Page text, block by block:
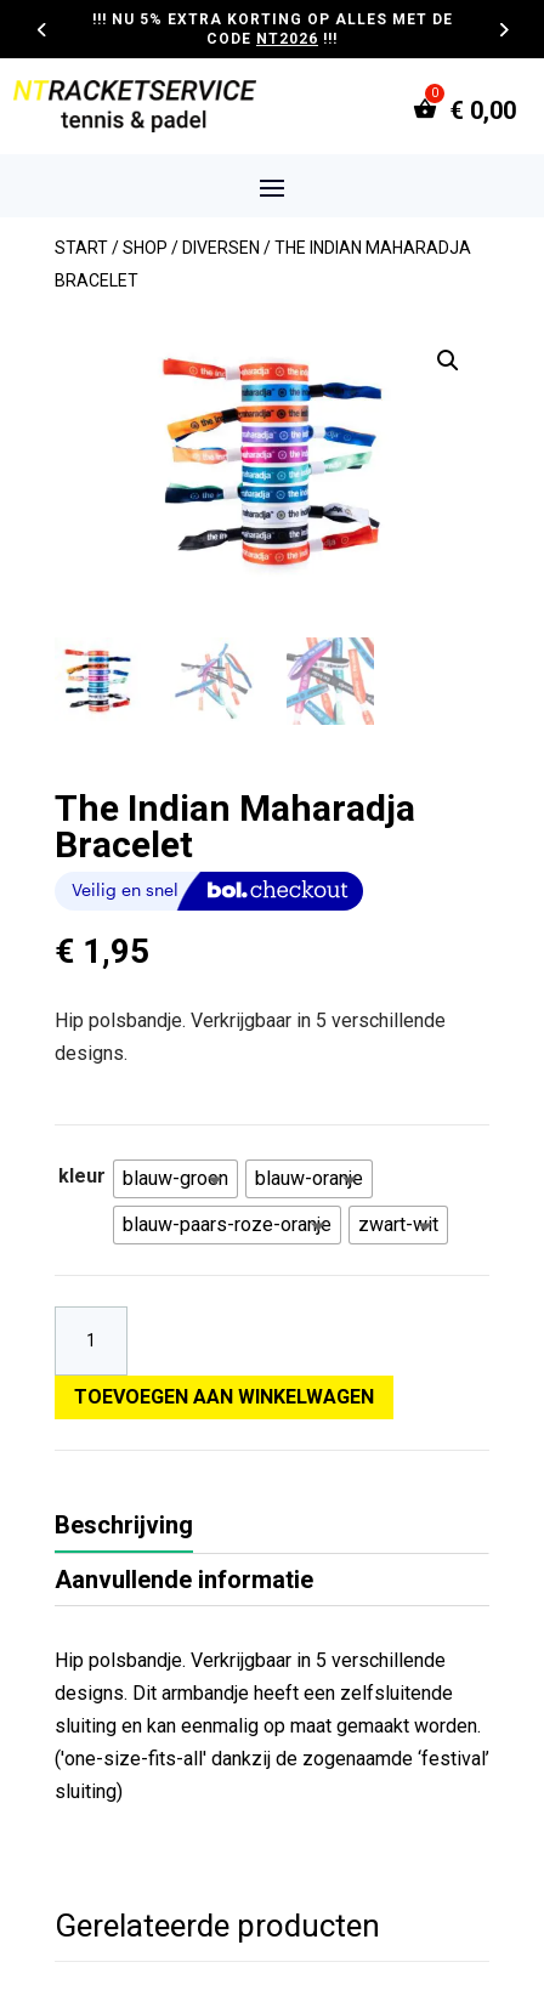
!!! NU 5% EXTRA KORTING OP ALLES MET DE
CODE NT2026 !!!
€ 0,00
START/SHOP / DIVERSEN / THE INDIAN MAHARADJA
BRACELET
The Indian Maharadja
Bracelet
€1,95
Hip polsbandje. Verkrijgbaar in 5 verschillende
designs.
kleur blauw-groen
blauw-oranje
blauw-paars-roze-oranje
zwart-wit
TOEVOEGEN AAN WINKELWAGEN
Beschrijving
Aanvullende informatie
Hip polsbandje. Verkrijgbaar in 5 verschillende
designs. Dit armbandje heeft een zelfsluitende
sluiting en kan eenmalig op maat gemaakt worden.
('one-size-fits-all' dankzij de zogenaamde ‘festival’
sluiting)
Gerelateerde producten